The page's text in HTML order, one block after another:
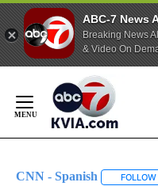
ABC-7 News
Breaking News
& Video On
Content
CNN - Spanish FOLLOW